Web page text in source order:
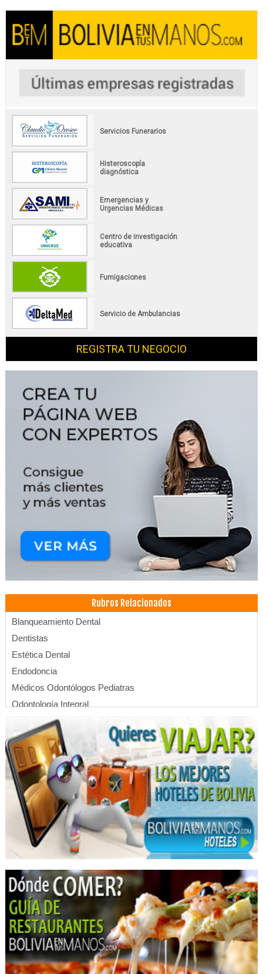
Servicios Funerarios
Histeroscopía
diagnóstica
Emergencias y
Urgencias Médicas
Centro de investigación
educativa
Fumigaciones
Servicio de Ambulancias
REGISTRA TU NEGOCIO
Rubros Relacionados
Blanqueamiento Dental
Dentistas
Estética Dental
Endodoncia
Médicos Odontólogos Pediatras
Odontología Integral
Odontología Estética
Odontopediatría
Consultorio Dental
Ortodoncia
Radiólogo Dental
Radiografías Dentales
Radiodiagnóstico
Centro Radiológico Dental
Insumos Dentales
Médicos Odontólogos
Botox
Implantología Dental
Periodoncia
Cursos
Centros de Capacitación
Limpieza Dental